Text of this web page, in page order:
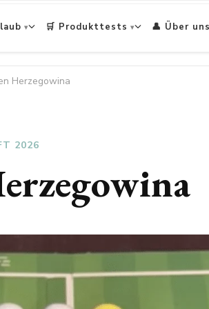
🛒 Produkttests 👤 Über
Herzegowina
2026